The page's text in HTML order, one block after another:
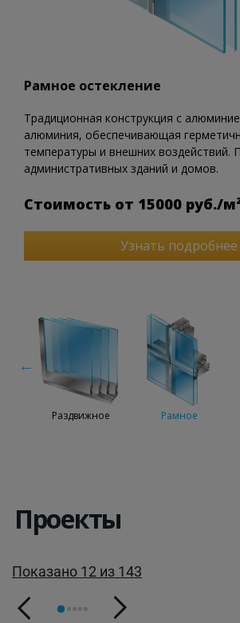
Рамное остекление
Традиционная конструкция с
алюминия, обеспечивающая
температуры и внешних воздействий.
административных зданий и домов.
Стоимость от 15000 руб./
Узнать подробнее
Раздвижное Рамное
Проекты
Показано 12 из 143